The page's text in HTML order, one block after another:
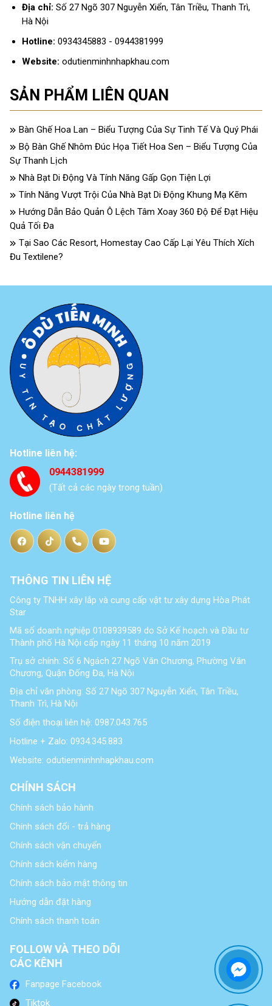
Địa chỉ: Số 27 Ngõ 307 Nguyễn Xiển, Tân Triều, Thanh Trì,
Hà Nội
Hotline: 0934345883 - 0944381999
Website: odutienminhnhapkhau.com
SẢN PHẨM LIÊN QUAN
Bàn Ghế Hoa Lan – Biểu Tượng Của Sự Tinh Tế Và Quý Phái
Bộ Bàn Ghế Nhôm Đúc Họa Tiết Hoa Sen – Biểu Tượng Của
Sự Thanh Lịch
Nhà Bạt Di Động Và Tính Năng Gấp Gọn Tiện Lợi
Tính Năng Vượt Trội Của Nhà Bạt Di Động Khung Mạ Kẽm
Hướng Dẫn Bảo Quản Ô Lệch Tâm Xoay 360 Độ Để Đạt Hiệu
Quả Tối Đa
Tại Sao Các Resort, Homestay Cao Cấp Lại Yêu Thích Xích
Đu Textilene?
Hotline liên hệ:
0944381999
(Tất cả các ngày trong tuần)
Hotline liên hệ
THÔNG TIN LIÊN HỆ
Công ty TNHH xây lắp và cung cấp vật tư xây dựng Hòa Phát
Star
Mã số doanh nghiệp 0108939589 do Sở Kế hoạch và Đầu tư
Thành phố Hà Nội cấp ngày 11 tháng 10 năm 2019
Trụ sở chính: Số 6 Ngách 27 Ngõ Văn Chương, Phường Văn
Chương, Quận Đống Đa, Hà Nội
Địa chỉ văn phòng: Số 27 Ngõ 307 Nguyễn Xiển, Tân Triều,
Thanh Trì, Hà Nội
Số điện thoại liên hệ: 0987.043.765
Hotline + Zalo: 0934.345.883
Website: odutienminhnhapkhau.com
CHÍNH SÁCH
Chính sách bảo hành
Chính sách đổi - trả hàng
Chính sách vận chuyển
Chính sách kiểm hàng
Chính sách bảo mật thông tin
Hướng dẫn đặt hàng
Chính sách thanh toán
FOLLOW VÀ THEO DÕI
CÁC KÊNH
Fanpage Facebook
Tiktok